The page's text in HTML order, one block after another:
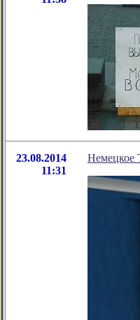
23.08.2014
11:31
Немецкое